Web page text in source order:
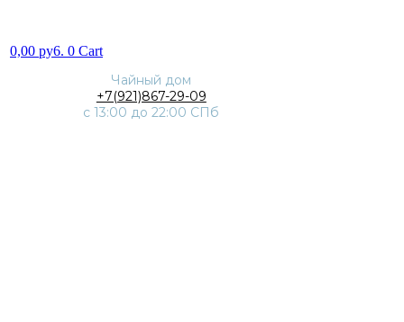
0,00 py6. 0 Cart
Чайный дом
+7(921)867-29-09
с 13:00 до 22:00 СПб